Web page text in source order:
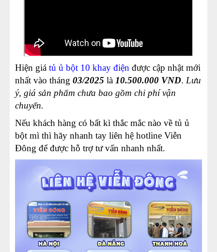
Hiện giá tủ ủ bột 10 khay điện được cập nhật mới
nhất vào tháng 03/2025 là 10.500.000 VND. Lưu
ý, giá sản phẩm chưa bao gồm chi phí vận
chuyển.
Nếu khách hàng có bất kì thắc mắc nào về tủ ủ
bột mì thì hãy nhanh tay liên hệ hotline Viễn
Đông để được hỗ trợ tư vấn nhanh nhất.